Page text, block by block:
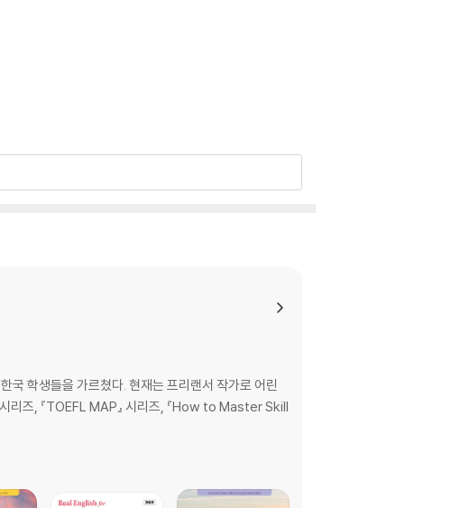
학생들을 가르쳤다. 현재는 프리랜서 작가로 어린
리즈, 『TOEFL MAP』 시리즈, 『How to Master Skill